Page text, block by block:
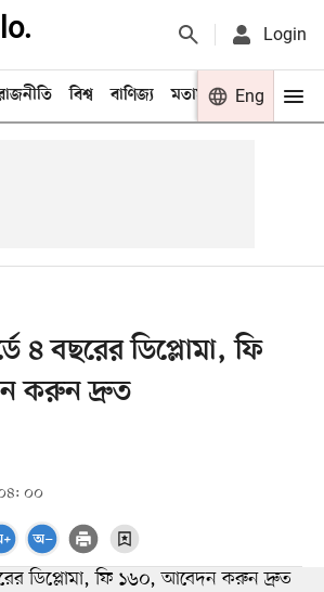
Login
বিশ্ব বাণিজ্য মতামত খেলা
Eng
৪ বছরের ডিপ্লোমা, ফি
করুন দ্রুত
০০